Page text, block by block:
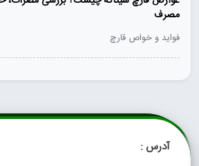
مصرف
فواید و خواص قارچ
آدرس :